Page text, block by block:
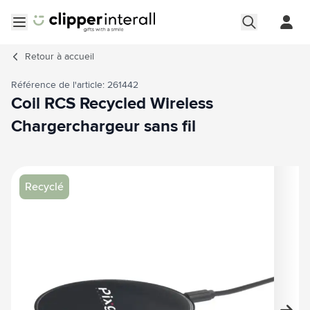
Retour à accueil
Recyclé
Image principale
Cliquez pour voir l'image en plein écran
Référence de l'article: 261442
Coil RCS Recycled Wireless
Chargerchargeur sans fil